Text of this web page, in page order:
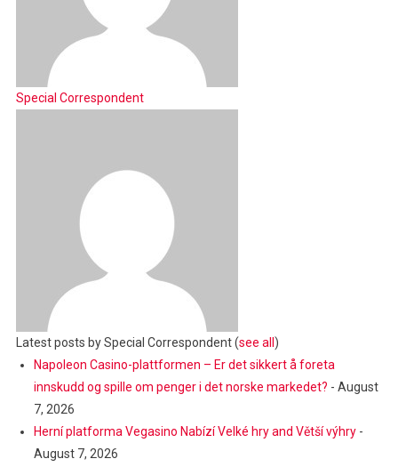
Special Correspondent
Latest posts by Special Correspondent(see all)
Napoleon Casino-plattformen – Er det sikkert å foreta
innskudd og spille om penger i det norske markedet? - August
7, 2026
Herní platforma Vegasino Nabízí Velké hry and Větší výhry-
August 7, 2026